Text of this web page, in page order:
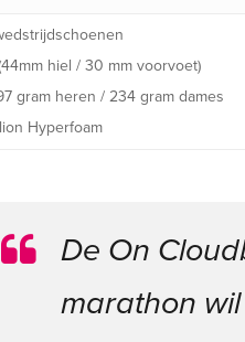
hiel / 30 mm voorvoet)
gram heren / 234 gram dames
Hyperfoam
De On
marathon